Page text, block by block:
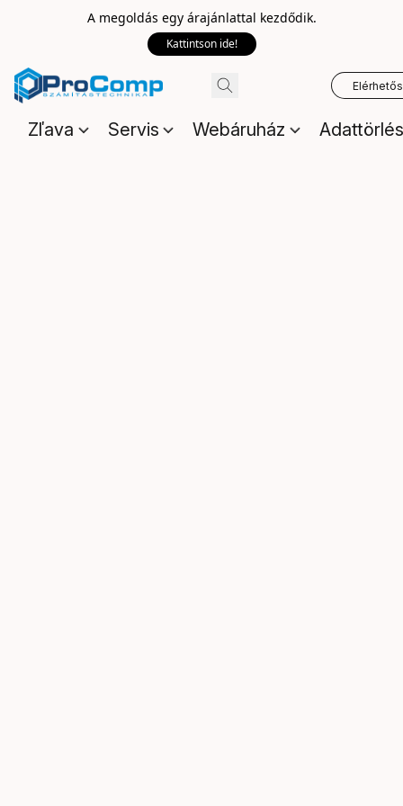
A megoldás egy árajánlattal kezdődik.
Kattintson ide!
Zľava Servis Webáruház